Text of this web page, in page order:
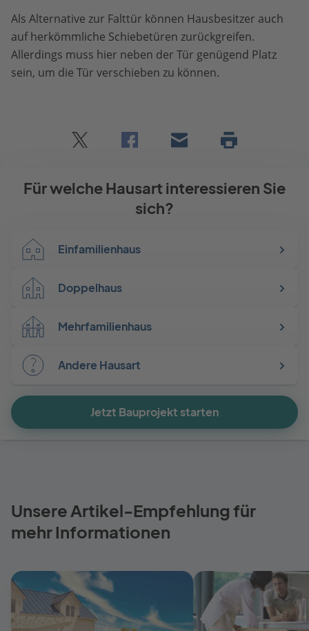
Als Alternative zur Falttür können Hausbesitzer auch
auf herkömmliche Schiebetüren zurückgreifen.
Allerdings muss hier neben der Tür genügend Platz
sein, um die Tür verschieben zu können.
Für welche Hausart interessieren Sie
sich?
Einfamilienhaus
Doppelhaus
Mehrfamilienhaus
Andere Hausart
Jetzt Bauprojekt starten
Unsere Artikel-Empfehlung für
mehr Informationen